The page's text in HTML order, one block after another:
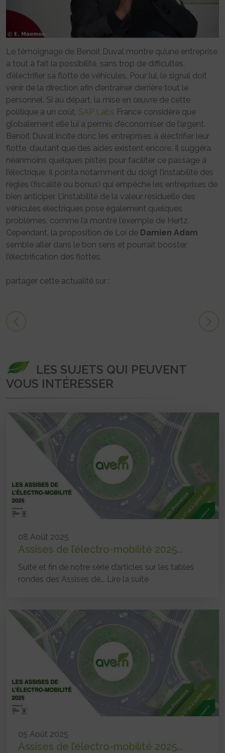
Le témoignage de Benoit Duval montre qu’une entreprise
a tout à fait la possibilité, sans trop de difficultés,
d’électrifier sa flotte de véhicules. Pour lui, le signal doit
venir de la direction afin d’entraîner derrière tout le
personnel. Si au départ, la mise en œuvre de cette
politique a un coût, SAP Labs France considère que
globalement elle lui a permis d’économiser de l’argent.
Benoit Duval incite donc les entreprises à électrifier leur
flotte, d’autant que des aides existent encore. Il suggéra
néanmoins quelques pistes pour faciliter ce passage à
l’électrique. Il pointa notamment du doigt l’instabilité des
règles (fiscalité ou bonus) qui empêche les entreprises de
bien anticiper. L’instabilité de la valeur résiduelle des
véhicules électriques pose également quelques
problèmes, comme l’a montré l’exemple de Hertz.
Cependant, la proposition de Loi de Damien Adam
semble aller dans le bon sens et pourrait booster
l’électrification des flottes.
partager cette actualité sur :
LES SUJETS QUI PEUVENT
VOUS INTÉRESSER
08 Août 2025
Assises de l’électro-mobilité 2025...
Suite et fin de notre série d’articles sur les tables
rondes des Assises de... Lire la suite
05 Août 2025
Assises de l’électro-mobilité 2025...